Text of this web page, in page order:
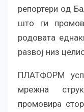
репортери од
што ги
родовата
развој низ
ПЛАТФОРМ
мрежна
промовира